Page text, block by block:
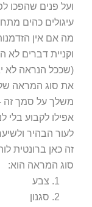
ועל פנים שהפכו
עיגולים כהים
מה אם אין
וקניית דברים לא
(שככל הנראה לא
את סוג המראה
משלך על סמך זה –
אפילו לקבוע בלי
לעור הבהיר
זה כאן ברונטית
סוג המראה הוא:
צבע
סגנון